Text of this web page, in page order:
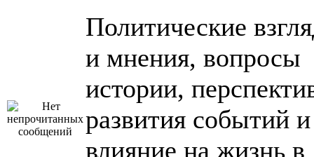
Политические
и мнения, вопросы
истории,
развития событий
влияние на жизнь в